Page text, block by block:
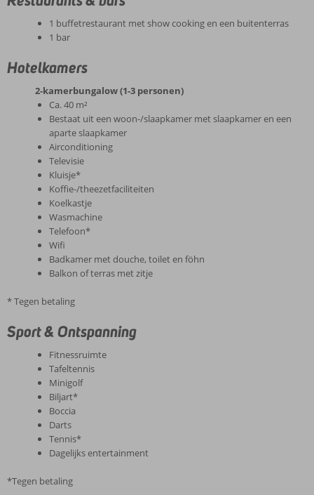
1 buffetrestaurant met show cooking en een buitenterras
1 bar
Hotelkamers
2-kamerbungalow (1-3 personen)
Ca. 40 m²
Bestaat uit een woon-/slaapkamer met slaapkamer en een
aparte slaapkamer
Airconditioning
Televisie
Kluisje*
Koffie-/theezetfaciliteiten
Koelkastje
Wasmachine
Telefoon*
Wifi
Badkamer met douche, toilet en föhn
Balkon of terras met zitje
* Tegen betaling
Sport & Ontspanning
Fitnessruimte
Tafeltennis
Minigolf
Biljart*
Boccia
Darts
Tennis*
Dagelijks entertainment
*Tegen betaling